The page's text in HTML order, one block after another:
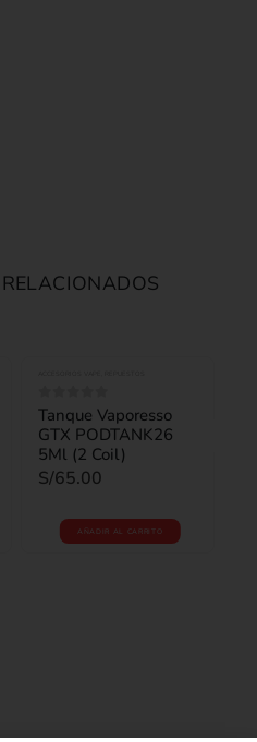
0out of 5
Tanque Vaporesso
GTX PODTANK26
5Ml (2 Coil)
S/65.00
AÑADIR AL CARRITO